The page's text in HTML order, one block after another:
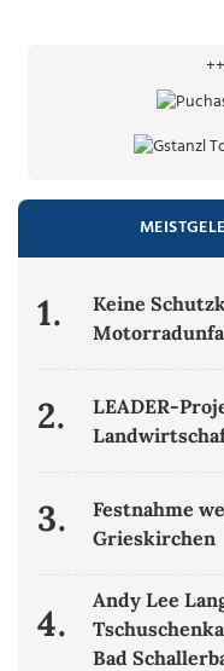
1.
Keine
2.
LEADER-
3.
Festnahme
Grieskirchen
4.
Andy Lee
Bad